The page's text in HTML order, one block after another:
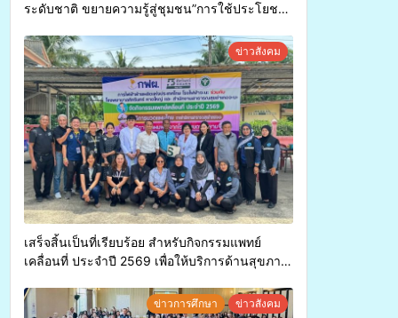
ระดับชาติ ขยายความรู้สู่ชุมชน”การใช้ประโยชน์
ค่า-พืชเศรษฐกิจ”
ข่าวสังคม
เสร็จสิ้นเป็นที่เรียบร้อย สำหรับกิจกรรมแพทย์
เคลื่อนที่ ประจำปี 2569 เพื่อให้บริการด้านสุขภาพ
ข่าวการศึกษา ข่าวสังคม